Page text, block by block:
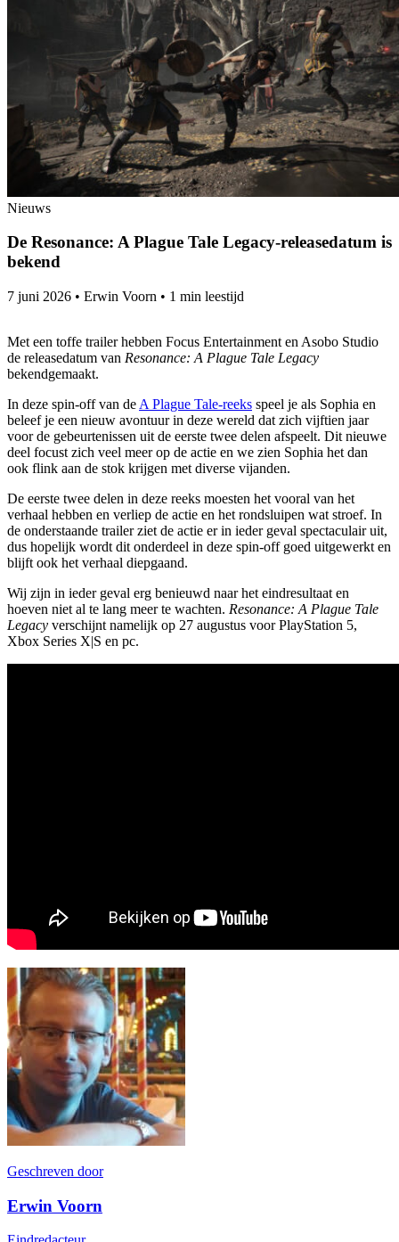
Nieuws
De Resonance: A Plague Tale Legacy-releasedatum is
bekend
7 juni 2026 • Erwin Voorn • 1 min leestijd
Met een toffe trailer hebben Focus Entertainment en Asobo Studio
de releasedatum van Resonance: A Plague Tale Legacy
bekendgemaakt.
In deze spin-off van de A Plague Tale-reeks speel je als Sophia en
beleef je een nieuw avontuur in deze wereld dat zich vijftien jaar
voor de gebeurtenissen uit de eerste twee delen afspeelt. Dit nieuwe
deel focust zich veel meer op de actie en we zien Sophia het dan
ook flink aan de stok krijgen met diverse vijanden.
De eerste twee delen in deze reeks moesten het vooral van het
verhaal hebben en verliep de actie en het rondsluipen wat stroef. In
de onderstaande trailer ziet de actie er in ieder geval spectaculair uit,
dus hopelijk wordt dit onderdeel in deze spin-off goed uitgewerkt en
blijft ook het verhaal diepgaand.
Wij zijn in ieder geval erg benieuwd naar het eindresultaat en
hoeven niet al te lang meer te wachten. Resonance: A Plague Tale
Legacy verschijnt namelijk op 27 augustus voor PlayStation 5,
Xbox Series X|S en pc.
Geschreven door
Erwin Voorn